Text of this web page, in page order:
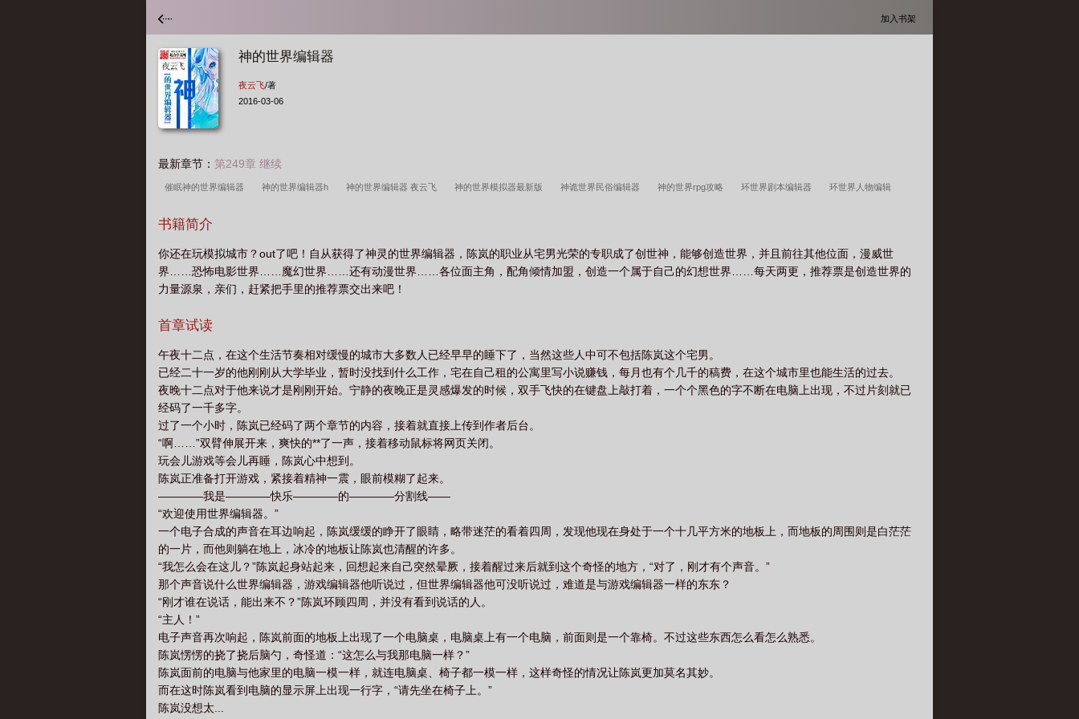
加入书架
神的世界编辑器
夜云飞/著
2016-03-06
最新章节： 第249章 继续
催眠神的世界编辑器 神的世界编辑器h 神的世界编辑器 夜云飞 神的世界模拟器最新版 神诡世界民俗编辑器 神的世界rpg攻略 环世界剧本编辑器 环世界人物编辑
书籍简介
你还在玩模拟城市？out了吧！自从获得了神灵的世界编辑器，陈岚的职业从宅男光荣的专职成了创世神，能够创造世界，并且前往其他位面，漫威世
界……恐怖电影世界……魔幻世界……还有动漫世界……各位面主角，配角倾情加盟，创造一个属于自己的幻想世界……每天两更，推荐票是创造世界的
力量源泉，亲们，赶紧把手里的推荐票交出来吧！
首章试读
午夜十二点，在这个生活节奏相对缓慢的城市大多数人已经早早的睡下了，当然这些人中可不包括陈岚这个宅男。
已经二十一岁的他刚刚从大学毕业，暂时没找到什么工作，宅在自己租的公寓里写小说赚钱，每月也有个几千的稿费，在这个城市里也能生活的过去。
夜晚十二点对于他来说才是刚刚开始。宁静的夜晚正是灵感爆发的时候，双手飞快的在键盘上敲打着，一个个黑色的字不断在电脑上出现，不过片刻就已
经码了一千多字。
过了一个小时，陈岚已经码了两个章节的内容，接着就直接上传到作者后台。
“啊……”双臂伸展开来，爽快的**了一声，接着移动鼠标将网页关闭。
玩会儿游戏等会儿再睡，陈岚心中想到。
陈岚正准备打开游戏，紧接着精神一震，眼前模糊了起来。
————我是————快乐————的————分割线——
“欢迎使用世界编辑器。”
一个电子合成的声音在耳边响起，陈岚缓缓的睁开了眼睛，略带迷茫的看着四周，发现他现在身处于一个十几平方米的地板上，而地板的周围则是白茫茫
的一片，而他则躺在地上，冰冷的地板让陈岚也清醒的许多。
“我怎么会在这儿？”陈岚起身站起来，回想起来自己突然晕厥，接着醒过来后就到这个奇怪的地方，“对了，刚才有个声音。”
那个声音说什么世界编辑器，游戏编辑器他听说过，但世界编辑器他可没听说过，难道是与游戏编辑器一样的东东？
“刚才谁在说话，能出来不？”陈岚环顾四周，并没有看到说话的人。
“主人！”
电子声音再次响起，陈岚前面的地板上出现了一个电脑桌，电脑桌上有一个电脑，前面则是一个靠椅。不过这些东西怎么看怎么熟悉。
陈岚愣愣的挠了挠后脑勺，奇怪道：“这怎么与我那电脑一样？”
陈岚面前的电脑与他家里的电脑一模一样，就连电脑桌、椅子都一模一样，这样奇怪的情况让陈岚更加莫名其妙。
而在这时陈岚看到电脑的显示屏上出现一行字，“请先坐在椅子上。”
陈岚没想太...